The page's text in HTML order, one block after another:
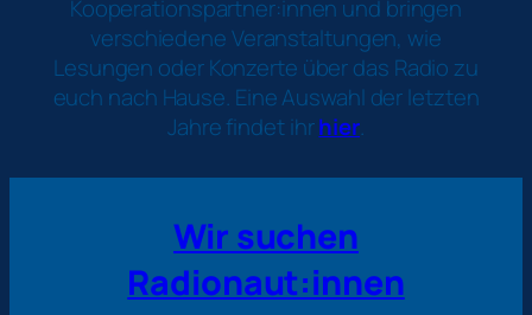
Kooperationspartner:innen und bringen
verschiedene Veranstaltungen, wie
Lesungen oder Konzerte über das Radio zu
euch nach Hause. Eine Auswahl der letzten
Jahre findet ihrhier.
Wir suchen
Radionaut:innen